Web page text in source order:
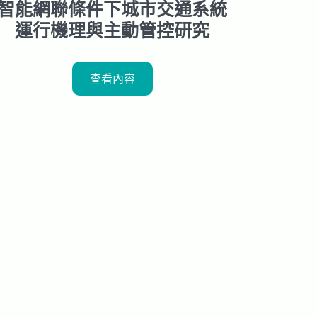
能網聯條件下城市交通系統
運行機理與主動管控研究
查看內容